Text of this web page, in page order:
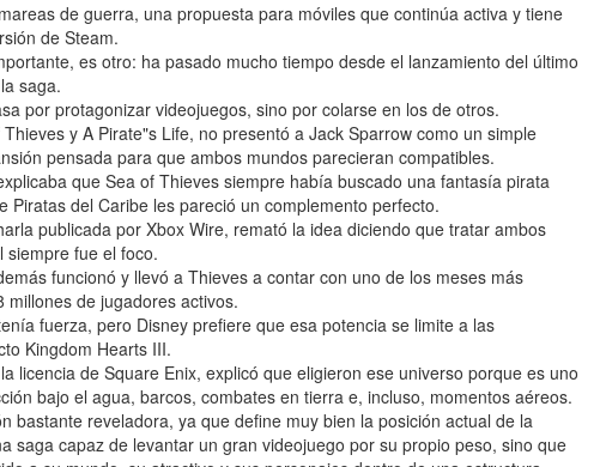
de guerra, una propuesta para móviles que continúa activa y tiene
de Steam.
es otro: ha pasado mucho tiempo desde el lanzamiento del último
saga.
por protagonizar videojuegos, sino por colarse en los de otros.
y A Pirate"s Life, no presentó a Jack Sparrow como un simple
pensada para que ambos mundos parecieran compatibles.
que Sea of Thieves siempre había buscado una fantasía pirata
del Caribe les pareció un complemento perfecto.
publicada por Xbox Wire, remató la idea diciendo que tratar ambos
siempre fue el foco.
funcionó y llevó a Thieves a contar con uno de los meses más
de jugadores activos.
fuerza, pero Disney prefiere que esa potencia se limite a las
Kingdom Hearts III.
licencia de Square Enix, explicó que eligieron ese universo porque es uno
bajo el agua, barcos, combates en tierra e, incluso, momentos aéreos.
bastante reveladora, ya que define muy bien la posición actual de la
saga capaz de levantar un gran videojuego por su propio peso, sino que